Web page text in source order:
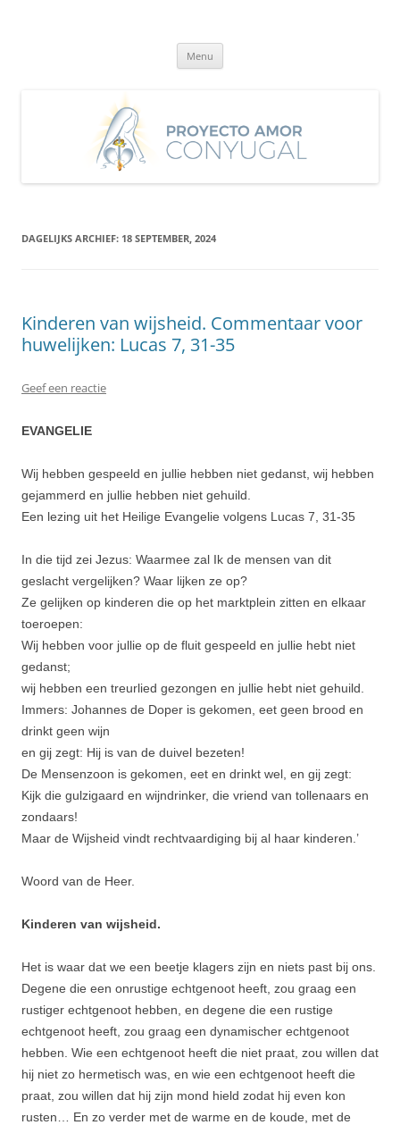
Menu
DAGELIJKS ARCHIEF: 18 SEPTEMBER, 2024
Kinderen van wijsheid. Commentaar voor
huwelijken: Lucas 7, 31-35
Geef een reactie
EVANGELIE
Wij hebben gespeeld en jullie hebben niet gedanst, wij hebben
gejammerd en jullie hebben niet gehuild.
Een lezing uit het Heilige Evangelie volgens Lucas 7, 31-35
In die tijd zei Jezus: Waarmee zal Ik de mensen van dit
geslacht vergelijken? Waar lijken ze op?
Ze gelijken op kinderen die op het marktplein zitten en elkaar
toeroepen:
Wij hebben voor jullie op de fluit gespeeld en jullie hebt niet
gedanst;
wij hebben een treurlied gezongen en jullie hebt niet gehuild.
Immers: Johannes de Doper is gekomen, eet geen brood en
drinkt geen wijn
en gij zegt: Hij is van de duivel bezeten!
De Mensenzoon is gekomen, eet en drinkt wel, en gij zegt:
Kijk die gulzigaard en wijndrinker, die vriend van tollenaars en
zondaars!
Maar de Wijsheid vindt rechtvaardiging bij al haar kinderen.’
Woord van de Heer.
Kinderen van wijsheid.
Het is waar dat we een beetje klagers zijn en niets past bij ons.
Degene die een onrustige echtgenoot heeft, zou graag een
rustiger echtgenoot hebben, en degene die een rustige
echtgenoot heeft, zou graag een dynamischer echtgenoot
hebben. Wie een echtgenoot heeft die niet praat, zou willen dat
hij niet zo hermetisch was, en wie een echtgenoot heeft die
praat, zou willen dat hij zijn mond hield zodat hij even kon
rusten… En zo verder met de warme en de koude, met de